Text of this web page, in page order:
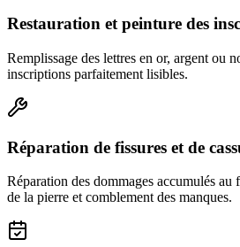
Restauration et peinture des
Remplissage des lettres en or, argent ou
inscriptions parfaitement lisibles.
Réparation de fissures et de
Réparation des dommages accumulés au
de la pierre et comblement des manques.